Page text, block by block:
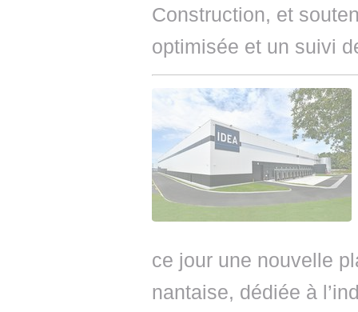
Construction, et
optimisée et un suivi
ce jour une nouvelle
nantaise, dédiée à